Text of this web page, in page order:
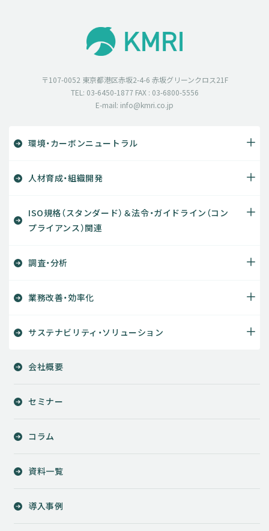
〒107-0052 東京都港区赤坂2-4-6 赤坂グリーンクロス21F
TEL: 03-6450-1877 FAX : 03-6800-5556
E-mail: info@kmri.co.jp
環境・カーボンニュートラル
人材育成・組織開発
ISO規格（スタンダード）＆法令・ガイドライン（コン
プライアンス）関連
調査・分析
業務改善・効率化
サステナビリティ・ソリューション
会社概要
セミナー
コラム
資料一覧
導入事例